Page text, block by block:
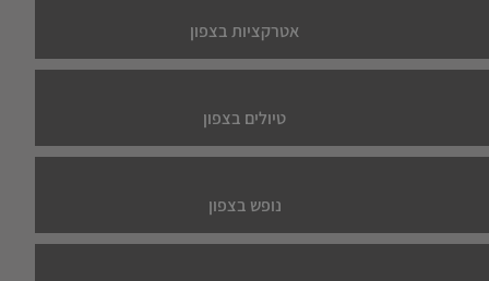
אטרקציות בצפון
טיולים בצפון
נופש בצפון